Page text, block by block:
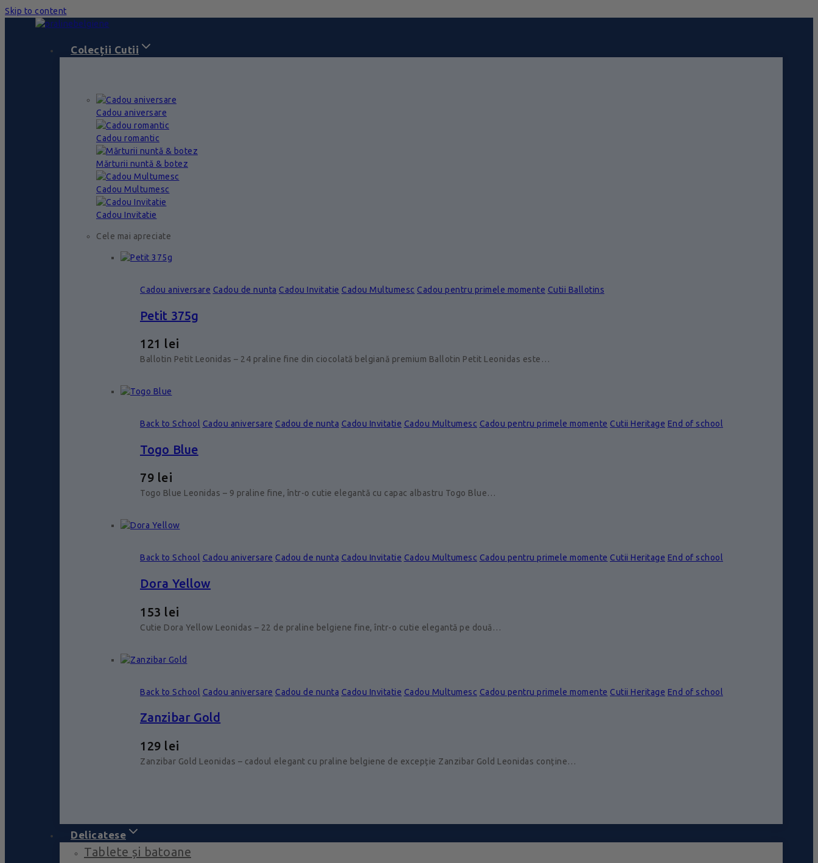
Skip to content
Colecții Cutii
Cadou aniversare
Cadou romantic
Mărturii nuntă & botez
Cadou Multumesc
Cadou Invitatie
Cele mai apreciate
Cadou aniversare Cadou de nunta Cadou Invitatie Cadou Multumesc Cadou pentru primele momente Cutii Ballotins
Petit 375g
121 lei
Ballotin Petit Leonidas – 24 praline fine din ciocolată belgiană premium Ballotin Petit Leonidas este…
Back to School Cadou aniversare Cadou de nunta Cadou Invitatie Cadou Multumesc Cadou pentru primele momente Cutii Heritage End of school
Togo Blue
79 lei
Togo Blue Leonidas – 9 praline fine, într-o cutie elegantă cu capac albastru Togo Blue…
Back to School Cadou aniversare Cadou de nunta Cadou Invitatie Cadou Multumesc Cadou pentru primele momente Cutii Heritage End of school
Dora Yellow
153 lei
Cutie Dora Yellow Leonidas – 22 de praline belgiene fine, într-o cutie elegantă pe două…
Back to School Cadou aniversare Cadou de nunta Cadou Invitatie Cadou Multumesc Cadou pentru primele momente Cutii Heritage End of school
Zanzibar Gold
129 lei
Zanzibar Gold Leonidas – cadoul elegant cu praline belgiene de excepție Zanzibar Gold Leonidas conține…
Delicatese
Tablete și batoane